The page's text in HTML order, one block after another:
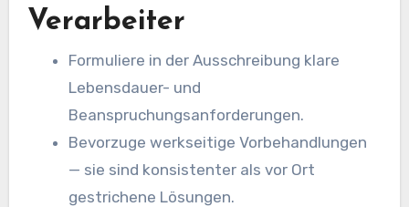
Verarbeiter
Formuliere in der Ausschreibung klare
Lebensdauer- und
Beanspruchungsanforderungen.
Bevorzuge werkseitige Vorbehandlungen
— sie sind konsistenter als vor Ort
gestrichene Lösungen.